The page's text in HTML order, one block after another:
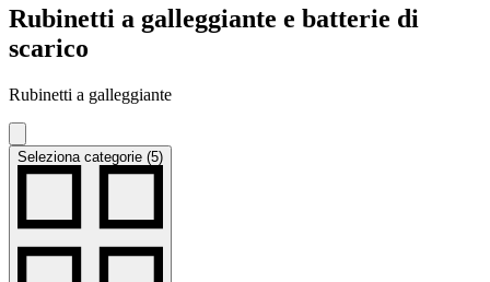
Rubinetti a galleggiante e batterie di
scarico
Rubinetti a galleggiante
Seleziona categorie (5)